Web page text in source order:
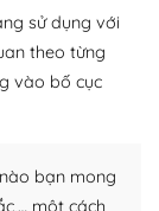
hỗ trợ bạn
sử dụng với
theo từng
vào bố cục
bạn mong
một cách